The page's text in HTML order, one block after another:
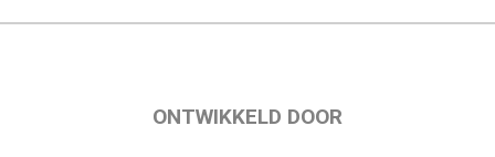
ONTWIKKELD DOOR